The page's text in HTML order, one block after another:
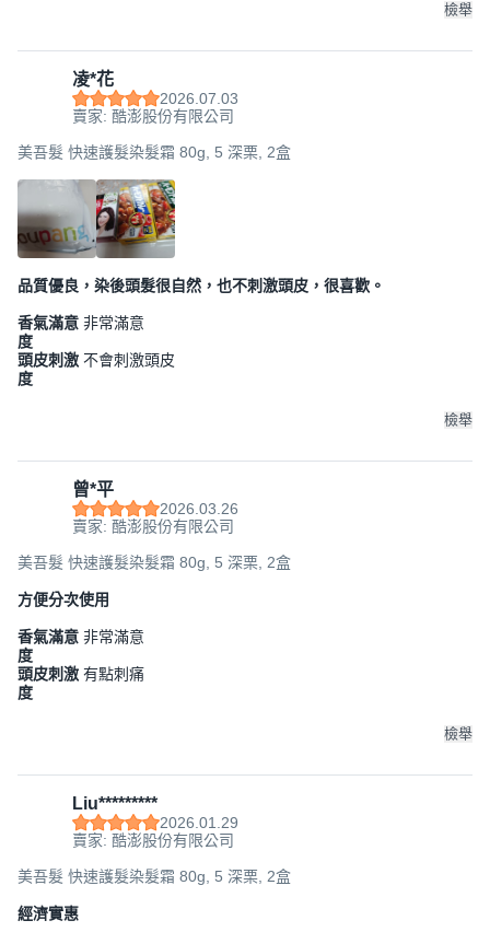
檢舉
凌*花
2026.07.03
賣家: 酷澎股份有限公司
美吾髮 快速護髮染髮霜 80g, 5 深栗, 2盒
品質優良，染後頭髮很自然，也不刺激頭皮，很喜歡。
香氣滿意
度
非常滿意
頭皮刺激
度
不會刺激頭皮
檢舉
曾*平
2026.03.26
賣家: 酷澎股份有限公司
美吾髮 快速護髮染髮霜 80g, 5 深栗, 2盒
方便分次使用
香氣滿意
度
非常滿意
頭皮刺激
度
有點刺痛
檢舉
Liu*********
2026.01.29
賣家: 酷澎股份有限公司
美吾髮 快速護髮染髮霜 80g, 5 深栗, 2盒
經濟實惠